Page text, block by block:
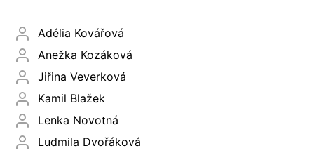
Adélia Kovářová
Anežka Kozáková
Jiřina Veverková
Kamil Blažek
Lenka Novotná
Ludmila Dvořáková